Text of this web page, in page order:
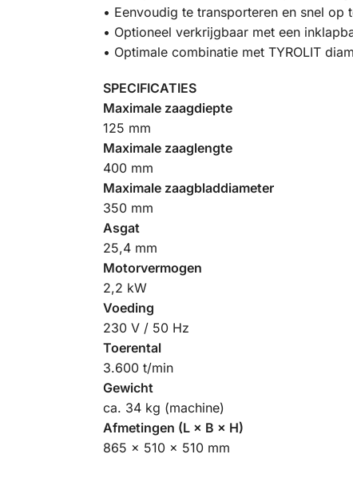
• Eenvoudig te transporteren en snel op
• Optioneel verkrijgbaar met een
• Optimale combinatie met TYROLIT
SPECIFICATIES
Maximale zaagdiepte
125 mm
Maximale zaaglengte
400 mm
Maximale zaagbladdiameter
350 mm
Asgat
25,4 mm
Motorvermogen
2,2 kW
Voeding
230 V / 50 Hz
Toerental
3.600 t/min
Gewicht
ca. 34 kg (machine)
Afmetingen (L × B × H)
865 × 510 × 510 mm